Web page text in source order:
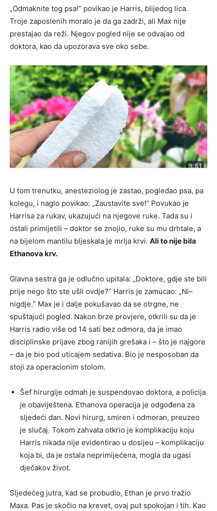
„Odmaknite tog psa!“ povikao je Harris, blijedog lica.
Troje zaposlenih moralo je da ga zadrži, ali Max nije
prestajao da reži. Njegov pogled nije se odvajao od
doktora, kao da upozorava sve oko sebe.
U tom trenutku, anesteziolog je zastao, pogledao psa, pa
kolegu, i naglo povikao: „Zaustavite sve!“ Povukao je
Harrisa za rukav, ukazujući na njegove ruke. Tada su i
ostali primijetili – doktor se znojio, ruke su mu drhtale, a
na bijelom mantilu bljeskala je mrlja krvi. Ali to nije bila
Ethanova krv.
Glavna sestra ga je odlučno upitala: „Doktore, gdje ste bili
prije nego što ste ušli ovdje?“ Harris je zamucao: „Ni–
nigdje.“ Max je i dalje pokušavao da se otrgne, ne
spuštajući pogled. Nakon brze provjere, otkrili su da je
Harris radio više od 14 sati bez odmora, da je imao
disciplinske prijave zbog ranijih grešaka i – što je najgore
– da je bio pod uticajem sedativa. Bio je nesposoban da
stoji za operacionim stolom.
Šef hirurgije odmah je suspendovao doktora, a policija
je obaviještena. Ethanova operacija je odgođena za
sljedeći dan. Novi hirurg, smiren i odmoran, preuzeo
je slučaj. Tokom zahvata otkrio je komplikaciju koju
Harris nikada nije evidentirao u dosijeu – komplikaciju
koja bi, da je ostala neprimijećena, mogla da ugasi
dječakov život.
Sljedećeg jutra, kad se probudio, Ethan je prvo tražio
Maxa. Pas je skočio na krevet, ovaj put spokojan i tih. Kao